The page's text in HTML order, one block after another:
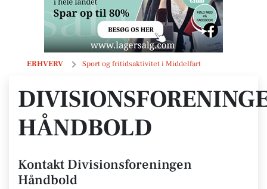
ERHVERV Sport og fritidsaktivitet i Middelfart
Divisionsforeningen Håndbold
HÅNDBOLD
Kontakt Divisionsforeningen
Håndbold